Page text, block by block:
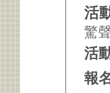
活
驚
活
報